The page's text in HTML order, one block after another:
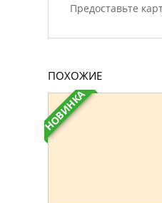
Предоставьте
ПОХОЖИЕ
НОВИНКА